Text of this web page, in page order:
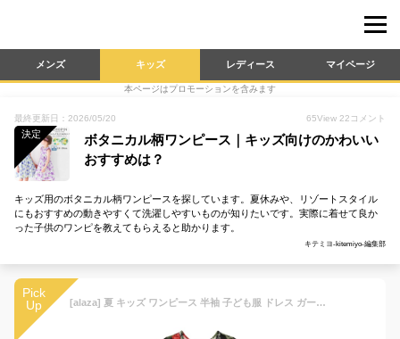
メンズ キッズ レディース マイページ
本ページはプロモーションを含みます
最終更新日：2026/05/20 65View 22 コメント
決定
ボタニカル柄ワンピース｜キッズ向けのかわいい
おすすめは？
キッズ用のボタニカル柄ワンピースを探しています。夏休みや、リゾートスタイル
にもおすすめの動きやすくて洗濯しやすいものが知りたいです。実際に着せて良か
った子供のワンピを教えてもらえると助かります。
キテミヨ-kitemiyo-編集部
Pick
Up
[alaza] 夏 キッズ ワンピース 半袖 子ども服 ドレス ガールズ おしゃれ 花柄 植物 ボタニカル 7-8T ソフト 手触り良い